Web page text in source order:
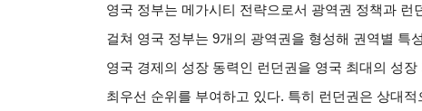
영국 정부는 메가시티 전략으로서 광역권 정책과
걸쳐 영국 정부는 9개의 광역권을 형성해 권역별 특
영국 경제의 성장 동력인 런던권을 영국 최대의 성
최우선 순위를 부여하고 있다. 특히 런던권은 상대